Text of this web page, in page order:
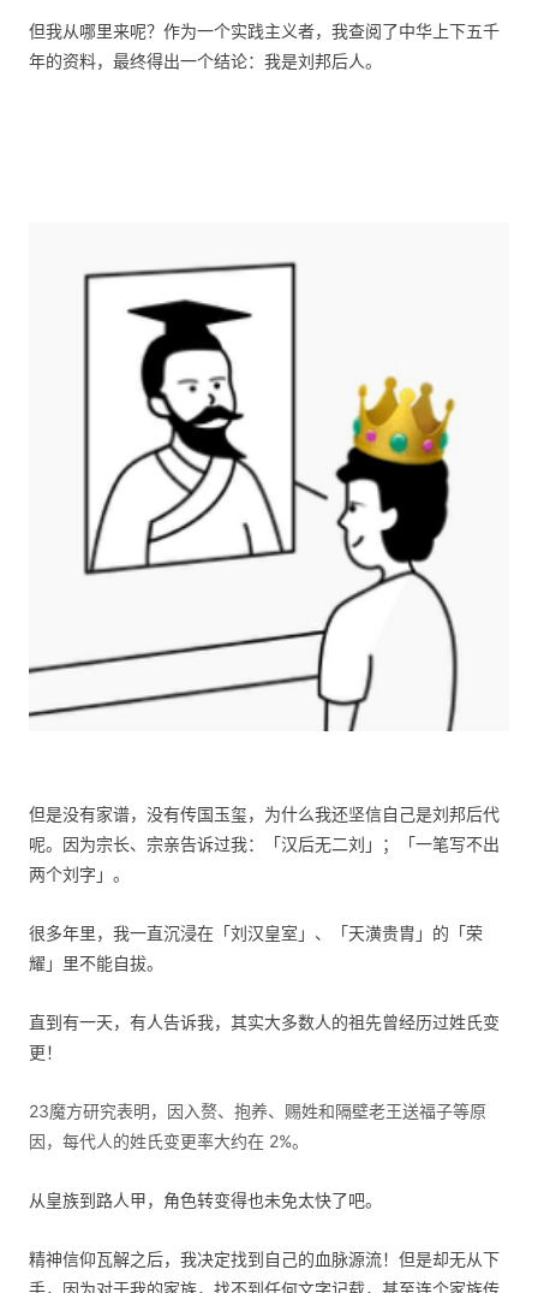
但我从哪里来呢？作为一个实践主义者，我查阅了中华上下五千
年的资料，最终得出一个结论：我是刘邦后人。
但是没有家谱，没有传国玉玺，为什么我还坚信自己是刘邦后代
呢。因为宗长、宗亲告诉过我：「汉后无二刘」；「一笔写不出
两个刘字」。
很多年里，我一直沉浸在「刘汉皇室」、「天潢贵胄」的「荣
耀」里不能自拔。
直到有一天，有人告诉我，其实大多数人的祖先曾经历过姓氏变
更！
23魔方研究表明，因入赘、抱养、赐姓和隔壁老王送福子等原
因，每代人的姓氏变更率大约在 2%。
从皇族到路人甲，角色转变得也未免太快了吧。
精神信仰瓦解之后，我决定找到自己的血脉源流！但是却无从下
手，因为对于我的家族，找不到任何文字记载，甚至连个家族传